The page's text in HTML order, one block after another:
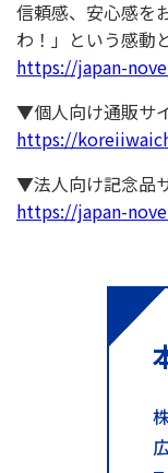
信頼感、安心感を
わ！」という感動
https://japan-
▼個人向け通販サ
https://
▼法人向け記念品
https://japan-